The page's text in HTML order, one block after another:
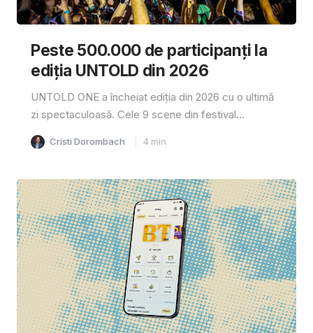
Peste 500.000 de participanți la
ediția UNTOLD din 2026
UNTOLD ONE a încheiat ediția din 2026 cu o ultimă
zi spectaculoasă. Cele 9 scene din festival...
Cristi Dorombach 4 min